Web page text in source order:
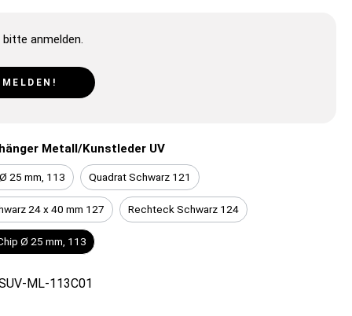
bitte anmelden.
Metall/Kunstleder UV
25 mm, 113 Quadrat Schwarz 121
24 x 40 mm 127 Rechteck Schwarz 124
Ø 25 mm, 113
ML-113C01